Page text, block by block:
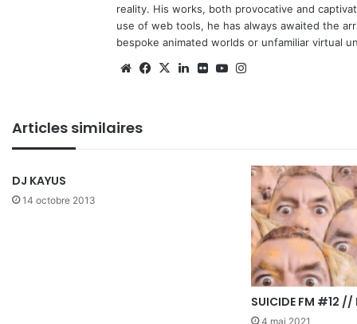
reality. His works, both provocative and
use of web tools, he has always awaited the
bespoke animated worlds or unfamiliar virtual
We Fa
X
Lin Fli Yo
Articles similaires
DJ KAYUS
14 octobre 2013
SUICIDE FM #12 //
4 mai 2021